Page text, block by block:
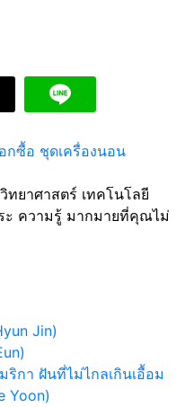
กซื้อ ชุดเครื่องนอน
ยาศาสตร์ เทคโนโลยี
ความรู้ มากมายที่คุณไม่
Jin)
ริกา ฝันที่ไม่ไกลเกินเอื้อม
Yoon)